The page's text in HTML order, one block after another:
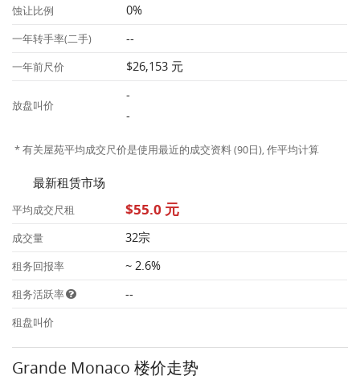
蚀让比例 0%
一年转手率(二手) --
一年前尺价 $26,153 元
放盘叫价
-
-
* 有关屋苑平均成交尺价是使用最近的成交资料 (90日), 作平均计算
最新租赁市场
平均成交尺租 $55.0 元
成交量 32宗
租务回报率 ~ 2.6%
租务活跃率 --
租盘叫价
Grande Monaco 楼价走势